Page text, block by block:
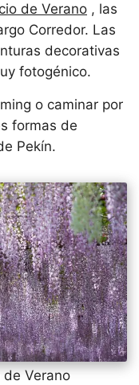
de Verano , las
Corredor. Las
decorativas
fotogénico.
o caminar por
formas de
Pekín.
Verano